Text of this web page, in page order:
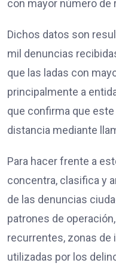
con mayor número
Dichos datos son
mil denuncias
que las ladas con
principalmente a
que confirma que
distancia mediante
Para hacer frente a
concentra, clasifica y
de las denuncias
patrones de
recurrentes, zonas de
utilizadas por los